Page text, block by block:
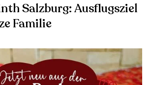
Salzburg: Ausflugsziel
Familie